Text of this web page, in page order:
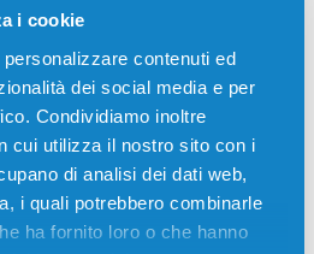
i cookie
contenuti ed
dei social media e per
Condividiamo inoltre
cui utilizza il nostro sito con i
di analisi dei dati web,
i quali potrebbero combinarle
ha fornito loro o che hanno
originale Ricoh 406664
per Stampanti: Ricoh AFICIO
SPC431DN, Ricoh AFICIO